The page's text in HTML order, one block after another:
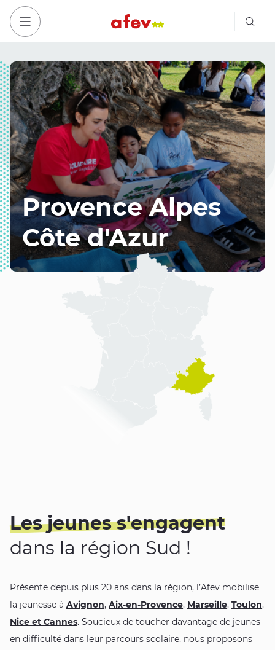
Bouton menu mobile
Provence Alpes
Côte d'Azur
Les jeunes s'engagent
dans la région Sud !
Présente depuis plus 20 ans dans la région, l’Afev mobilise
la jeunesse à Avignon, Aix-en-Provence, Marseille, Toulon,
Nice et Cannes. Soucieux de toucher davantage de jeunes
en difficulté dans leur parcours scolaire, nous proposons